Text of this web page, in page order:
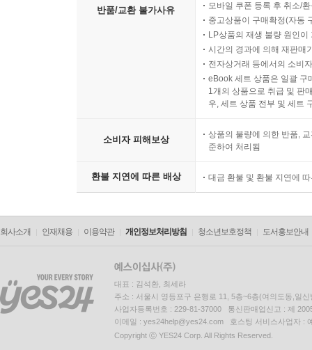
반품/교환 불가사유
모바일 쿠폰 등록 후 취소/
중고상품이 구매확정(자동
LP상품의 재생 불량 원인
시간의 경과에 의해 재판매
전자상거래 등에서의 소비
eBook 세트 상품은 일괄 구
1개의 상품으로 취급 및 판
우, 세트 상품 전부 및 세트
소비자 피해보상
상품의 불량에 의한 반품,
준하여 처리됨
환불 지연에 따른 배상 대금 환불 및 환불 지연에
회사소개 인재채용 이용약관 개인정보처리방침 청소년보호정책 도서홍보안내
대표 : 김석환, 최세라
주소 : 서울시 영등포구 은행로 11, 5층~6층(여의도동,일신
사업자등록번호 : 229-81-37000 통신판매업신고 : 제
이메일 : yes24help@yes24.com 호스팅 서비스사업자 :
Copyright ⓒ YES24 Corp. All Rights Reserved.